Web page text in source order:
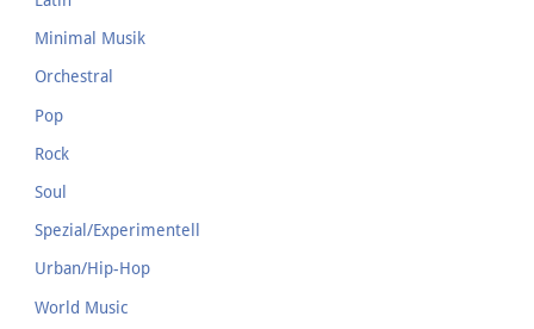
Minimal Musik
Orchestral
Pop
Rock
Soul
Spezial/Experimentell
Urban/Hip-Hop
World Music